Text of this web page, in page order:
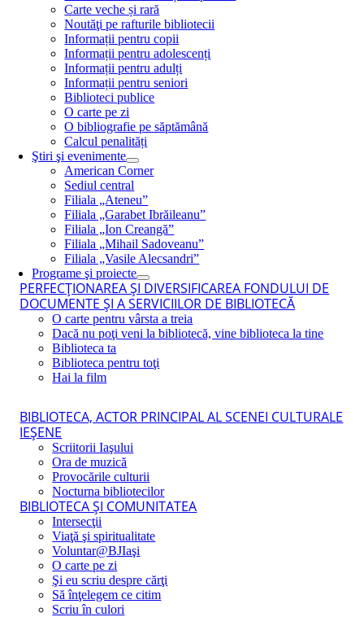
Carte veche și rară
Noutăţi pe rafturile bibliotecii
Informații pentru copii
Informații pentru adolescenți
Informații pentru adulți
Informații pentru seniori
Biblioteci publice
O carte pe zi
O bibliografie pe săptămână
Calcul penalități
Ştiri şi evenimente
American Corner
Sediul central
Filiala „Ateneu”
Filiala „Garabet Ibrăileanu”
Filiala „Ion Creangă”
Filiala „Mihail Sadoveanu”
Filiala „Vasile Alecsandri”
Programe şi proiecte
PERFECŢIONAREA ŞI DIVERSIFICAREA FONDULUI DE
DOCUMENTE ŞI A SERVICIILOR DE BIBLIOTECĂ
O carte pentru vârsta a treia
Dacă nu poţi veni la bibliotecă, vine biblioteca la tine
Biblioteca ta
Biblioteca pentru toţi
Hai la film
BIBLIOTECA, ACTOR PRINCIPAL AL SCENEI CULTURALE
IEŞENE
Scriitorii Iaşului
Ora de muzică
Provocările culturii
Nocturna bibliotecilor
BIBLIOTECA ŞI COMUNITATEA
Intersecţii
Viaţă şi spiritualitate
Voluntar@BJIaşi
O carte pe zi
Şi eu scriu despre cărţi
Să înţelegem ce citim
Scriu în culori